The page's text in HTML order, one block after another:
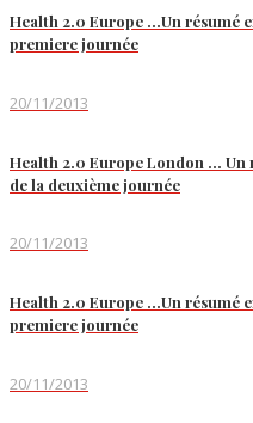
Health 2.0 Europe …Un résumé
premiere journée
20/11/2013
Health 2.0 Europe London … Un
de la deuxième journée
20/11/2013
Health 2.0 Europe …Un résumé
premiere journée
20/11/2013